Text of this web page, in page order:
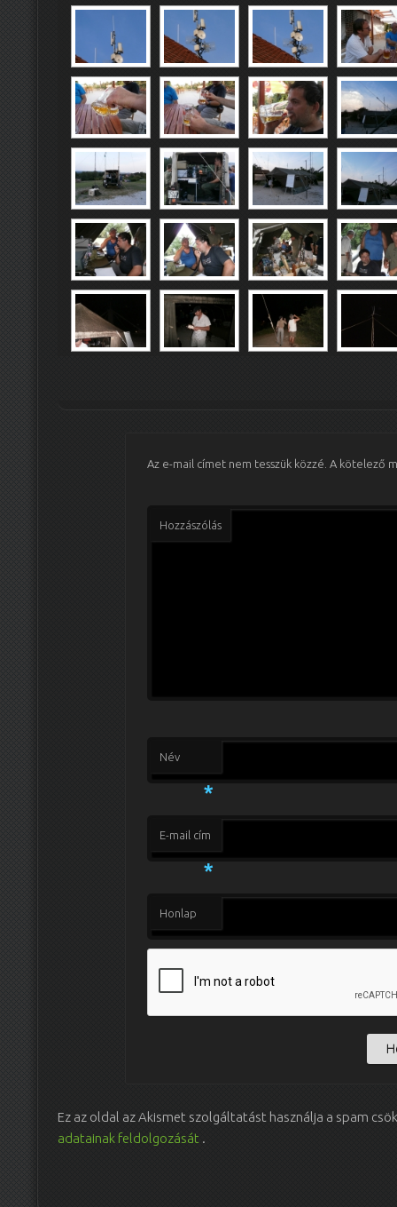
Az e-mail címet nem tesszük közzé. A kötelező
Hozzászólás
Név
*
E-mail cím
*
Honlap
Ez az oldal az Akismet szolgáltatást használja a spam
adatainak feldolgozását .